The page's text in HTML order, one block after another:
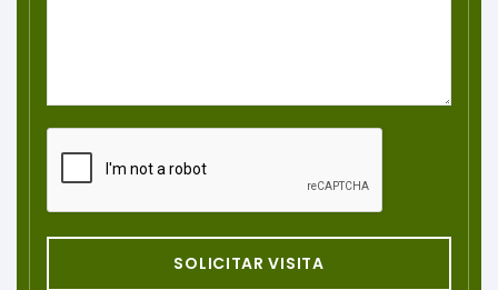
SOLICITAR VISITA